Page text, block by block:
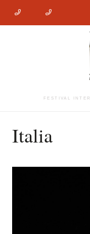
FESTIVAL
Italia